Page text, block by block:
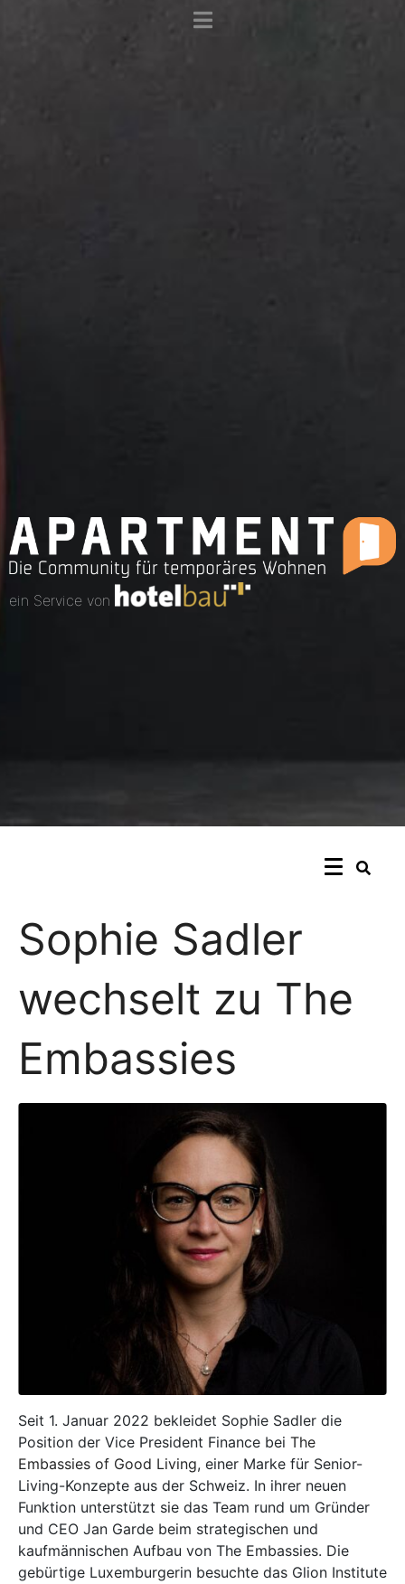
ein Service von
Sophie Sadler
wechselt zu The
Embassies
Seit 1. Januar 2022 bekleidet Sophie Sadler die
Position der Vice President Finance bei The
Embassies of Good Living, einer Marke für Senior-
Living-Konzepte aus der Schweiz. In ihrer neuen
Funktion unterstützt sie das Team rund um Gründer
und CEO Jan Garde beim strategischen und
kaufmännischen Aufbau von The Embassies. Die
gebürtige Luxemburgerin besuchte das Glion Institute